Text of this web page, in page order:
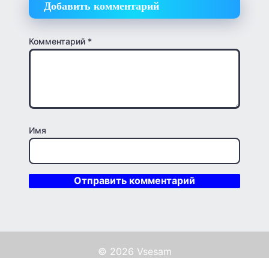
Добавить комментарий
Комментарий *
Имя
© 2026 Vsesam